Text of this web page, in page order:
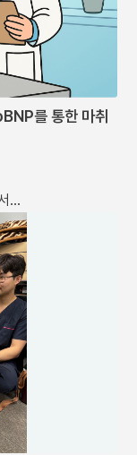
를 통한 마취
…